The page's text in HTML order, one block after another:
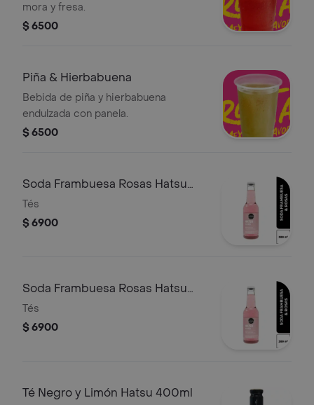
mora y fresa.
$ 6500
Piña & Hierbabuena
Bebida de piña y hierbabuena
endulzada con panela.
$ 6500
Soda Frambuesa Rosas Hatsu
300ml
Tés
$ 6900
Soda Frambuesa Rosas Hatsu
300ml
Tés
$ 6900
Té Negro y Limón Hatsu 400ml